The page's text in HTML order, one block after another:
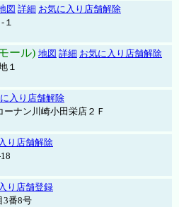
図 詳細 お気に入り店舗解除
１
ール) 地図 詳細 お気に入り店舗解除
１
入り店舗解除
ナン川崎小田栄店２Ｆ
り店舗解除
り店舗登録
3番8号